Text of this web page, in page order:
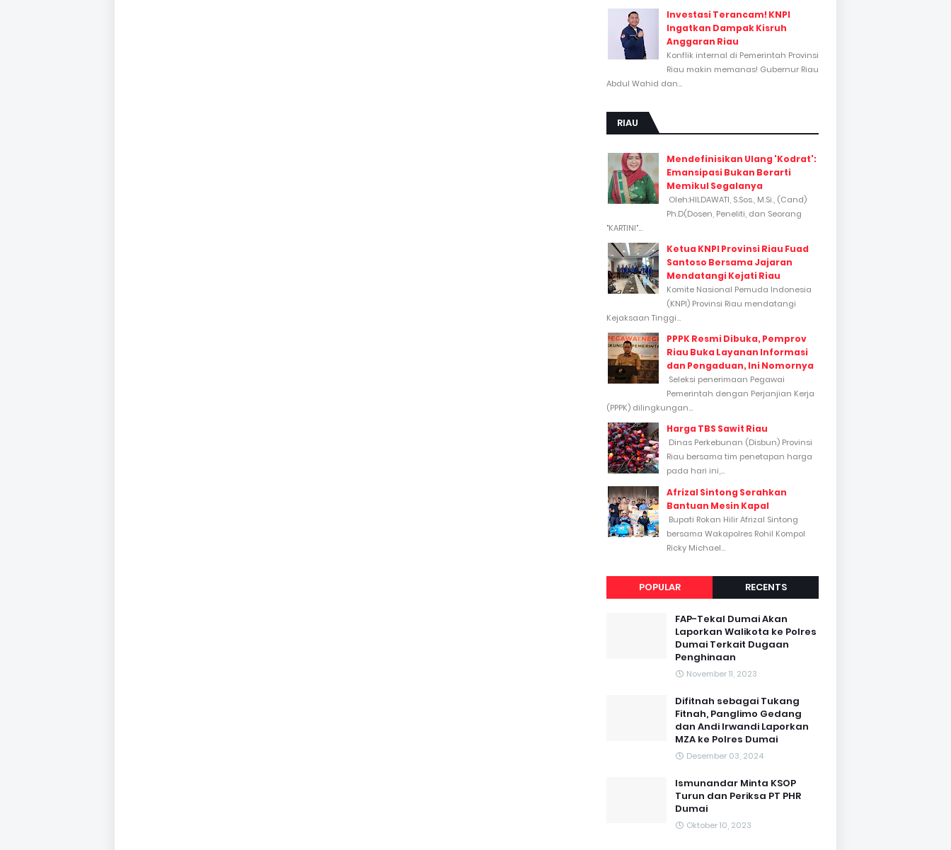
Investasi Terancam! KNPI
Ingatkan Dampak Kisruh
Anggaran Riau
Konflik internal di Pemerintah Provinsi
Riau makin memanas! Gubernur Riau
Abdul Wahid dan...
RIAU
Mendefinisikan Ulang 'Kodrat':
Emansipasi Bukan Berarti
Memikul Segalanya
Oleh:HILDAWATI, S.Sos., M.Si., (Cand)
Ph.D(Dosen, Peneliti, dan Seorang
"KARTINI"...
Ketua KNPI Provinsi Riau Fuad
Santoso Bersama Jajaran
Mendatangi Kejati Riau
Komite Nasional Pemuda Indonesia
(KNPI) Provinsi Riau mendatangi
Kejaksaan Tinggi...
PPPK Resmi Dibuka, Pemprov
Riau Buka Layanan Informasi
dan Pengaduan, Ini Nomornya
Seleksi penerimaan Pegawai
Pemerintah dengan Perjanjian Kerja
(PPPK) dilingkungan...
Harga TBS Sawit Riau
Dinas Perkebunan (Disbun) Provinsi
Riau bersama tim penetapan harga
pada hari ini,...
Afrizal Sintong Serahkan
Bantuan Mesin Kapal
Bupati Rokan Hilir Afrizal Sintong
bersama Wakapolres Rohil Kompol
Ricky Michael...
POPULAR RECENTS
FAP-Tekal Dumai Akan
Laporkan Walikota ke Polres
Dumai Terkait Dugaan
Penghinaan
November 11, 2023
Difitnah sebagai Tukang
Fitnah, Panglimo Gedang
dan Andi Irwandi Laporkan
MZA ke Polres Dumai
Desember 03, 2024
Ismunandar Minta KSOP
Turun dan Periksa PT PHR
Dumai
Oktober 10, 2023